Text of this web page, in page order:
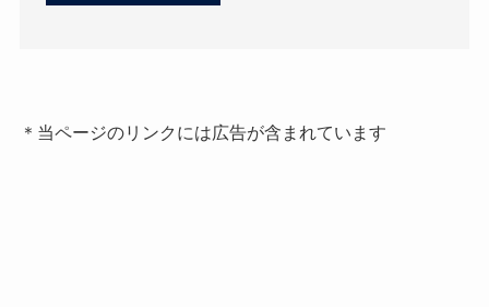
＊当ページのリンクには広告が含まれています